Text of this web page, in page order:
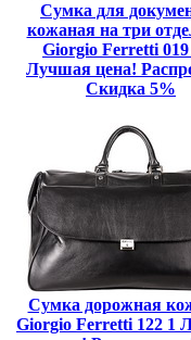
Сумка для
кожаная на три
Giorgio Ferretti 019
Лучшая цена!
Скидка 5%
Сумка дорожная
Giorgio Ferretti 122 1